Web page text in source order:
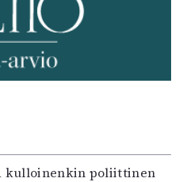
kulloinenkin poliittinen